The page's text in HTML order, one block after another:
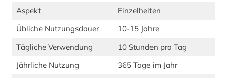
Aspekt
Einzelheiten
Übliche Nutzungsdauer
10-15 Jahre
Tägliche Verwendung
10 Stunden pro Tag
Jährliche Nutzung
365 Tage im Jahr